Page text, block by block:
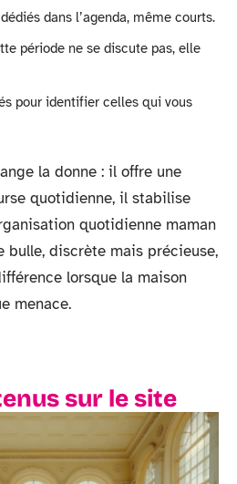
dans l’agenda, même courts.
période ne se discute pas, elle
pour identifier celles qui vous
la donne : il offre une
quotidienne, il stabilise
quotidienne maman
bulle, discrète mais précieuse,
lorsque la maison
menace.
sur le site